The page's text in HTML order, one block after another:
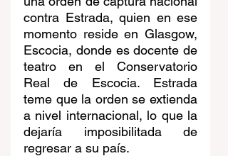
contra Estrada, quien en ese
momento reside en Glasgow,
Escocia, donde es docente de
teatro en el Conservatorio
Real de Escocia. Estrada
teme que la orden se extienda
a nivel internacional, lo que la
dejaría imposibilitada de
regresar a su país.